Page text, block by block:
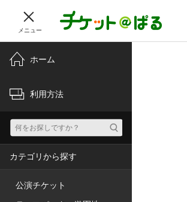
メニュー
ホーム
利用方法
カテゴリから探す
公演チケット